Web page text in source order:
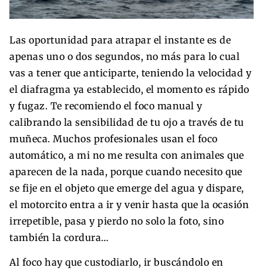
Las oportunidad para atrapar el instante es de
apenas uno o dos segundos, no más para lo cual
vas a tener que anticiparte, teniendo la velocidad y
el diafragma ya establecido, el momento es rápido
y fugaz. Te recomiendo el foco manual y
calibrando la sensibilidad de tu ojo a través de tu
muñeca. Muchos profesionales usan el foco
automático, a mi no me resulta con animales que
aparecen de la nada, porque cuando necesito que
se fije en el objeto que emerge del agua y dispare,
el motorcito entra a ir y venir hasta que la ocasión
irrepetible, pasa y pierdo no solo la foto, sino
también la cordura…
Al foco hay que custodiarlo, ir buscándolo en